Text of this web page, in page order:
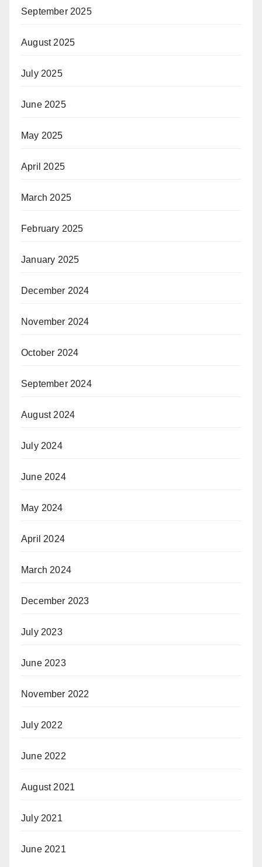
September 2025
August 2025
July 2025
June 2025
May 2025
April 2025
March 2025
February 2025
January 2025
December 2024
November 2024
October 2024
September 2024
August 2024
July 2024
June 2024
May 2024
April 2024
March 2024
December 2023
July 2023
June 2023
November 2022
July 2022
June 2022
August 2021
July 2021
June 2021